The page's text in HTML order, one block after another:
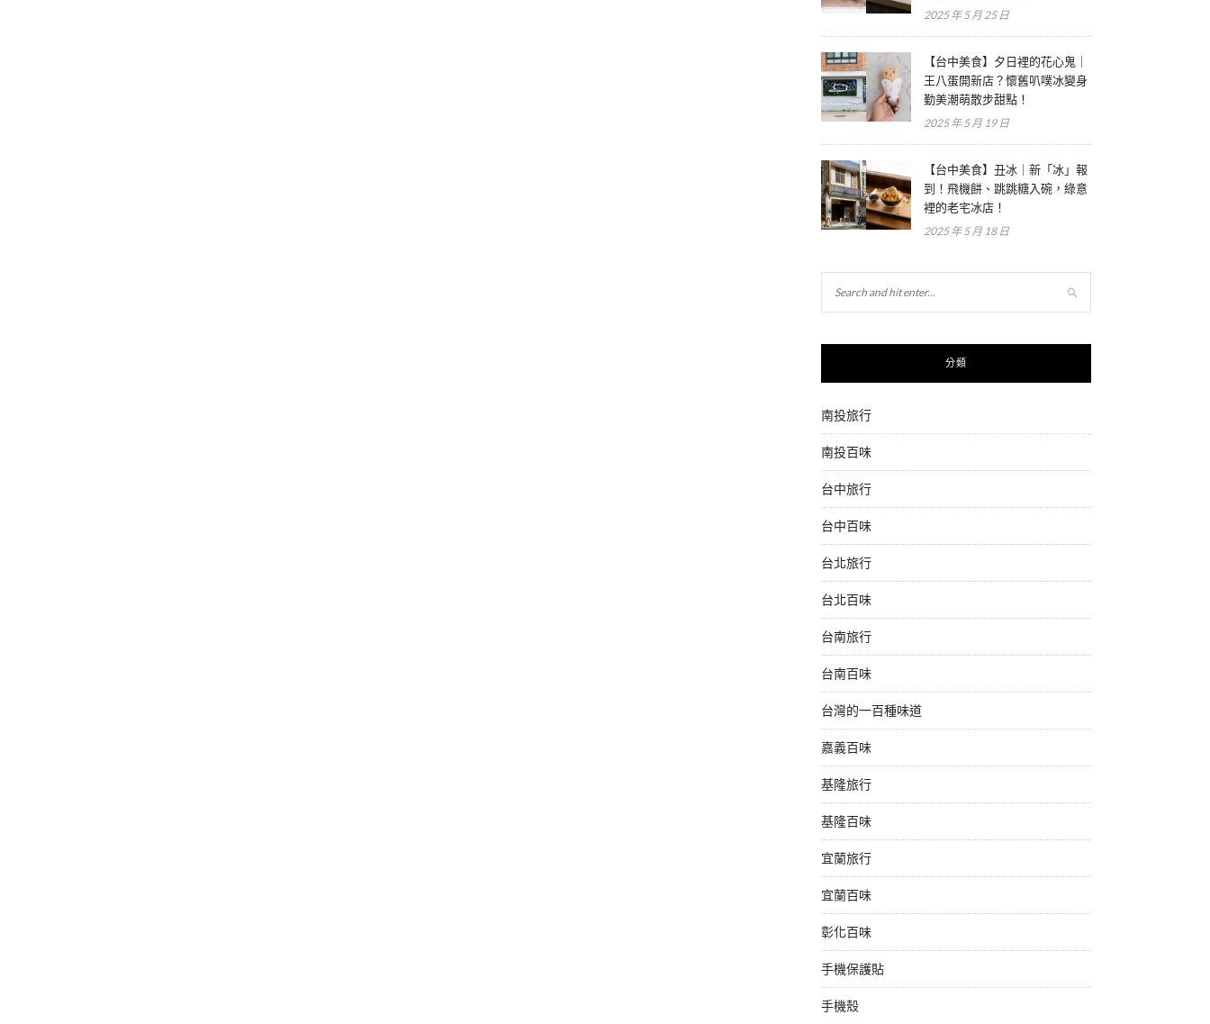
2025 年 5 月 25 日
【台中美食】夕日裡的花心鬼｜
王八蛋開新店？懷舊叭噗冰變身
勤美潮萌散步甜點！
2025 年 5 月 19 日
【台中美食】丑冰｜新「冰」報
到！飛機餅、跳跳糖入碗，綠意
裡的老宅冰店！
2025 年 5 月 18 日
分類
南投旅行
南投百味
台中旅行
台中百味
台北旅行
台北百味
台南旅行
台南百味
台灣的一百種味道
嘉義百味
基隆旅行
基隆百味
宜蘭旅行
宜蘭百味
彰化百味
手機保護貼
手機殼